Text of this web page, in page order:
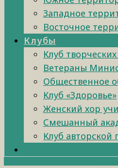
Западное
Восточное
Клубы
Клуб
Ветераны
Общественное
Клуб «Здоровье»
Женский хор
Смешанный
Клуб авторской